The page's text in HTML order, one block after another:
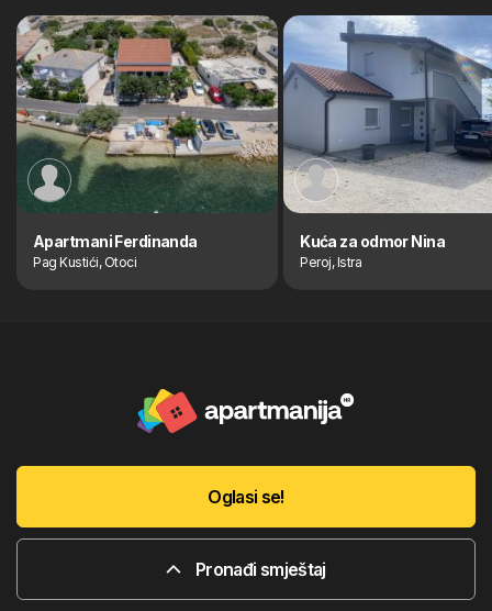
Apartmani Ferdinanda
Pag Kustići, Otoci
Kuća za odmor Nina
Peroj, Istra
Oglasi se!
Pronađi smještaj